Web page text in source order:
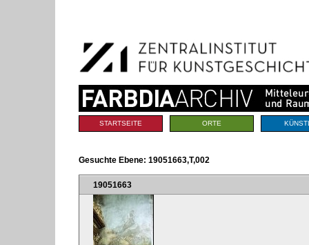
Navigation
Sektionen
STARTSEITE ORTE
Gesuchte Ebene: 19051663,T,002
19051663